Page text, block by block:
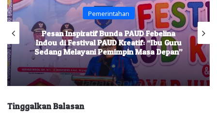
Pemerintahan
Pesan Inspiratif Bunda PAUD Febelina
Indou di Festival PAUD Kreatif: “Ibu Guru
Sedang Melayani Pemimpin Masa Depan”
Tinggalkan Balasan